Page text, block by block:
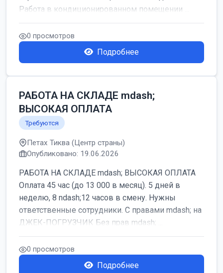
Работа в кондиционированном помещении ...
0 просмотров
Подробнее
РАБОТА НА СКЛАДЕ mdash;
ВЫСОКАЯ ОПЛАТА
Требуются
Петах Тиква (Центр страны)
Опубликовано: 19.06.2026
РАБОТА НА СКЛАДЕ mdash; ВЫСОКАЯ ОПЛАТА
Оплата 45 час (до 13 000 в месяц). 5 дней в
неделю, 8 ndash;12 часов в смену. Нужны
ответственные сотрудники. С правами mdash; на
ДЖЕК-ПОГРУЗЧИК Без прав mdash; ...
0 просмотров
Подробнее